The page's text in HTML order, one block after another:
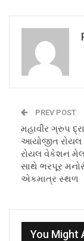
PREV POST
મહાવીર ગ્રુપ
આયોજીત રોયલ
રોયલ વેકેશન મેલા
સાથે ભરપૂર
એકમાત્ર સ્થળ
You Might